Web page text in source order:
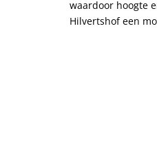
waardoor hoogte
Hilvertshof een